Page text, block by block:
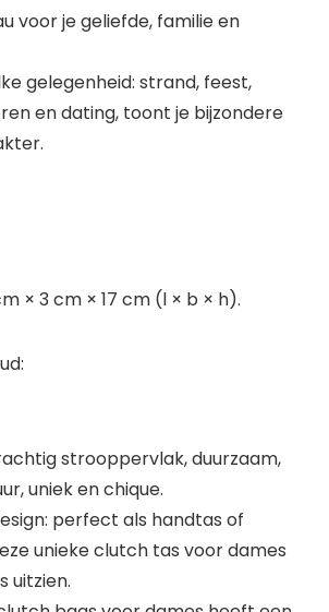
voor je geliefde, familie en
gelegenheid: strand, feest,
en dating, toont je bijzondere
× 3 cm × 17 cm (l × b × h).
strooppervlak, duurzaam,
uniek en chique.
perfect als handtas of
unieke clutch tas voor dames
uitzien.